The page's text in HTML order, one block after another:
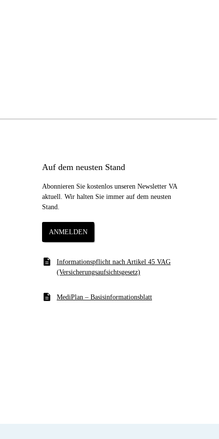
Auf dem neusten Stand
Abonnieren Sie kostenlos unseren Newsletter VA
aktuell. Wir halten Sie immer auf dem neusten
Stand.
Anrede*: Frau
ANMELDEN
Informationspflicht nach Artikel 45 VAG
(Versicherungsaufsichtsgesetz)
MediPlan – Basisinformationsblatt